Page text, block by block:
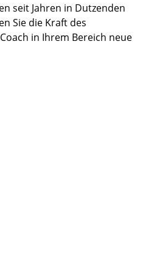
seit Jahren in Dutzenden
Sie die Kraft des
in Ihrem Bereich neue